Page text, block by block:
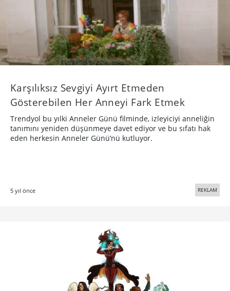
Karşılıksız Sevgiyi Ayırt Etmeden
Gösterebilen Her Anneyi Fark Etmek
Trendyol bu yılki Anneler Günü filminde, izleyiciyi anneliğin
tanımını yeniden düşünmeye davet ediyor ve bu sıfatı hak
eden herkesin Anneler Günü’nü kutluyor.
5 yıl önce REKLAM